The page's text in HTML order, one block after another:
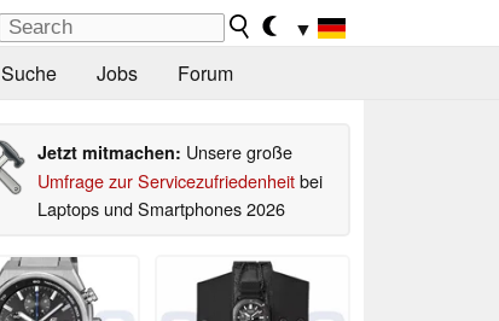
▼
Suche Jobs Forum
Jetzt mitmachen: Unsere große
Umfrage zur Servicezufriedenheitbei
Laptops und Smartphones 2026